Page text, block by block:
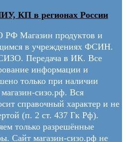
КП в регионах России
РФ Магазин продуктов и
в учреждениях ФСИН.
Передача в ИК. Все
информации и
только при наличии
сизо.рф. Вся
справочный характер и не
(п. 2 ст. 437 Гк Рф).
только разрешённые
Сайт магазин-сизо.рф не